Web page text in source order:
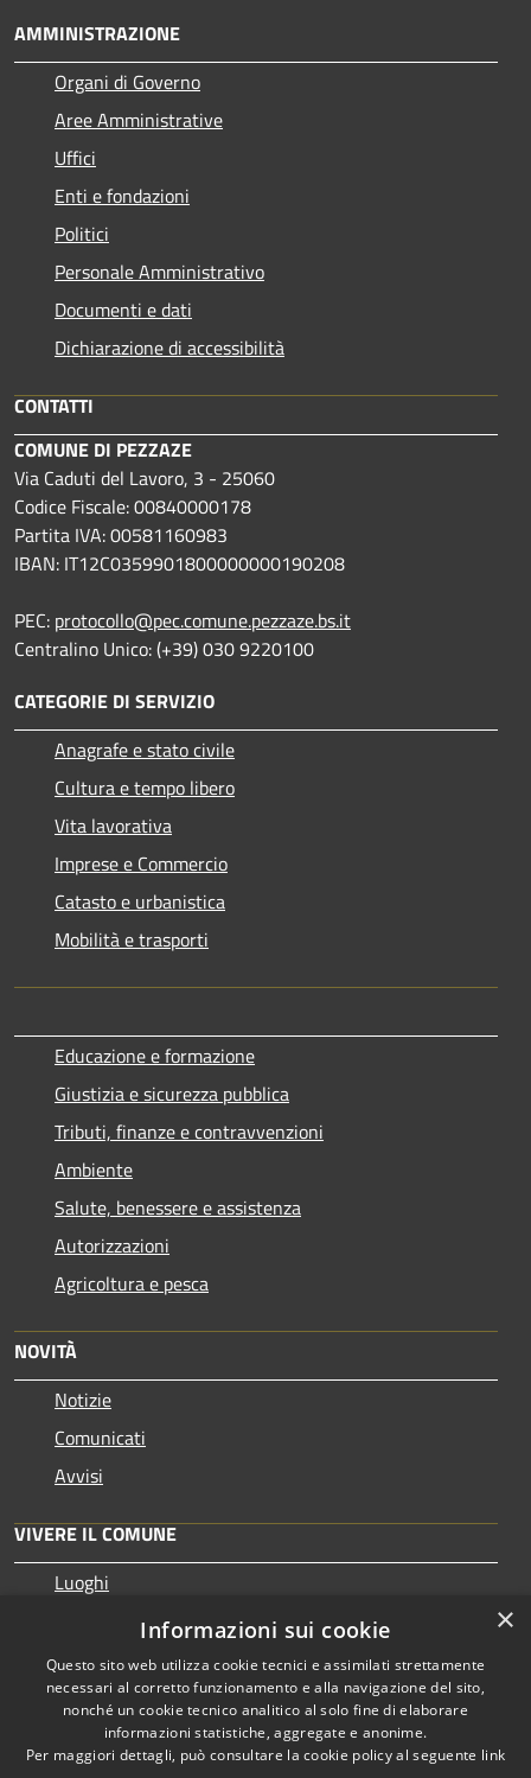
AMMINISTRAZIONE
Organi di Governo
Aree Amministrative
Uffici
Enti e fondazioni
Politici
Personale Amministrativo
Documenti e dati
Dichiarazione di accessibilità
CONTATTI
COMUNE DI PEZZAZE
Via Caduti del Lavoro, 3 - 25060
Codice Fiscale: 00840000178
Partita IVA: 00581160983
IBAN: IT12C0359901800000000190208
PEC: protocollo@pec.comune.pezzaze.bs.it
Centralino Unico: (+39) 030 9220100
CATEGORIE DI SERVIZIO
Anagrafe e stato civile
Cultura e tempo libero
Vita lavorativa
Imprese e Commercio
Catasto e urbanistica
Mobilità e trasporti
Educazione e formazione
Giustizia e sicurezza pubblica
Tributi, finanze e contravvenzioni
Ambiente
Salute, benessere e assistenza
Autorizzazioni
Agricoltura e pesca
NOVITÀ
Notizie
Comunicati
Avvisi
VIVERE IL COMUNE
Luoghi
Accessibilità
Copyright © 2026 • Comune di
Pezzaze • Powered by
×
Informazioni sui cookie
Questo sito web utilizza cookie tecnici e assimilati strettamente
necessari al corretto funzionamento e alla navigazione del sito,
nonché un cookie tecnico analitico al solo fine di elaborare
informazioni statistiche, aggregate e anonime.
Per maggiori dettagli, può consultare la cookie policy al seguente link